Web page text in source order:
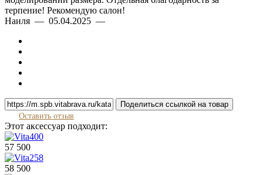
терпение! Рекомендую салон!
Наиля — 05.04.2025 —
Поделиться ссылкой на товар
Оставить отзыв
Этот аксессуар подходит:
57 500
58 500